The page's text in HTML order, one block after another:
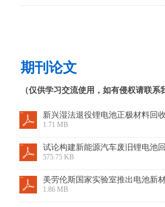
新兴湿法退役锂电池正极材料回
1.71 MB
试论构建新能源汽车废旧锂电池
575.75 KB
美劳伦斯国家实验室推出电池
1.86 MB
期刊论文
（仅供学习交流使用，如有侵权请联系